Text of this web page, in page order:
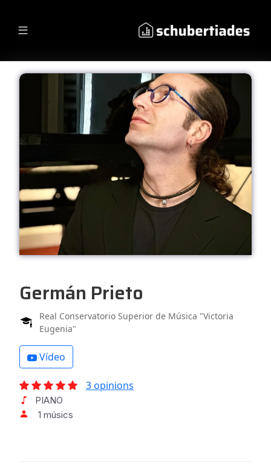
Germán Prieto
Real Conservatorio Superior de Música "Victoria
Eugenia"
Vídeo
3 opinions
PIANO
1 músics